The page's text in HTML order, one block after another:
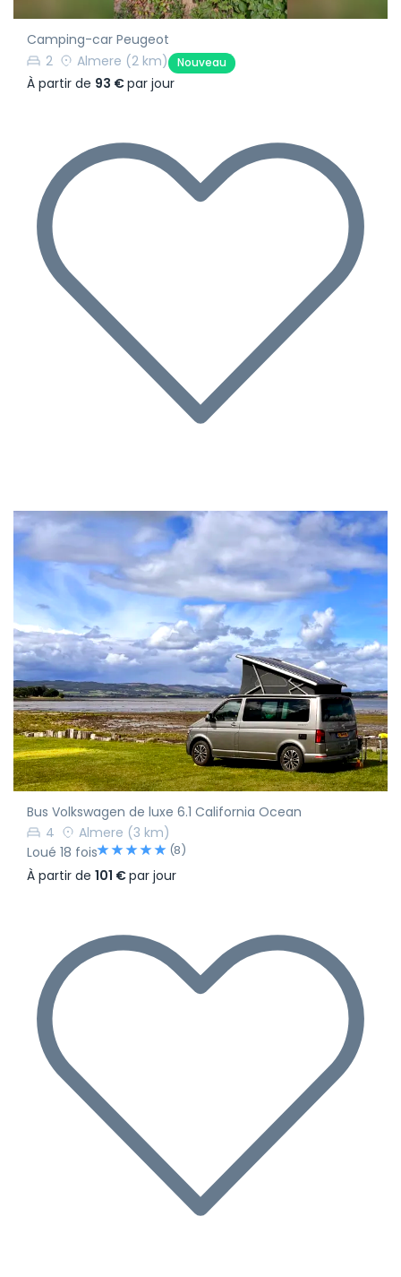
Camping-car Peugeot
2
Almere (2 km) Nouveau
À partir de 93 €par jour
Bus Volkswagen de luxe 6.1 California Ocean
4
Almere (3 km)
Loué 18 fois
(8)
À partir de 101 €par jour